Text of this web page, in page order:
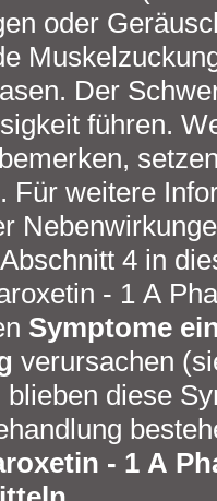
oder
Der
führen.
Für weitere
4 in
- 1 A
Symptome
verursachen
diese
- 1 A